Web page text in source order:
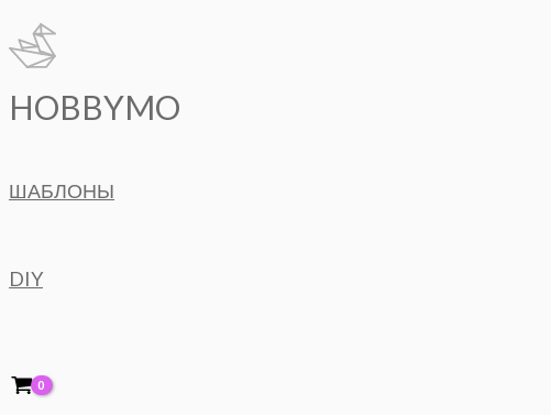
Перейти
к
содержимому
HOBBYMO
ШАБЛОНЫ
DIY